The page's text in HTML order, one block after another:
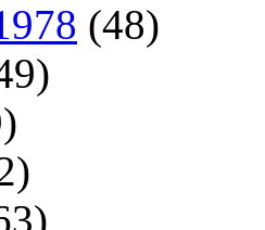
(48)